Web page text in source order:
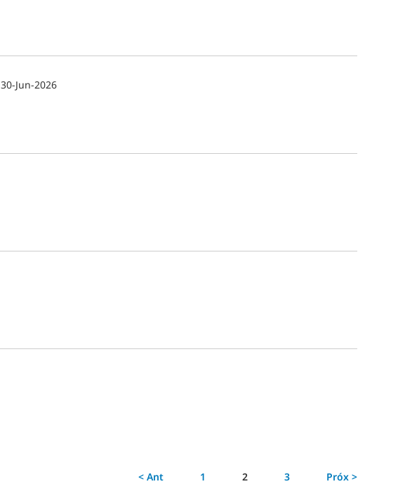
30-Jun-2026
< Ant 1 Página
2 3 Próx >